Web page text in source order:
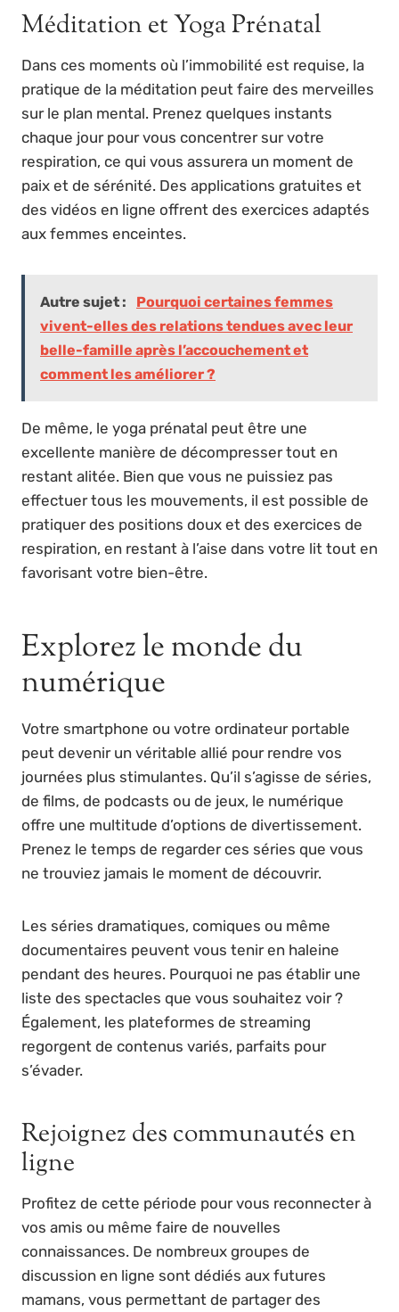
Méditation et Yoga Prénatal
Dans ces moments où l’immobilité est requise, la
pratique de la méditation peut faire des merveilles
sur le plan mental. Prenez quelques instants
chaque jour pour vous concentrer sur votre
respiration, ce qui vous assurera un moment de
paix et de sérénité. Des applications gratuites et
des vidéos en ligne offrent des exercices adaptés
aux femmes enceintes.
Autre sujet :
Pourquoi certaines femmes
vivent-elles des relations tendues avec leur
belle-famille après l’accouchement et
comment les améliorer ?
De même, le yoga prénatal peut être une
excellente manière de décompresser tout en
restant alitée. Bien que vous ne puissiez pas
effectuer tous les mouvements, il est possible de
pratiquer des positions doux et des exercices de
respiration, en restant à l’aise dans votre lit tout en
favorisant votre bien-être.
Explorez le monde du
numérique
Votre smartphone ou votre ordinateur portable
peut devenir un véritable allié pour rendre vos
journées plus stimulantes. Qu’il s’agisse de séries,
de films, de podcasts ou de jeux, le numérique
offre une multitude d’options de divertissement.
Prenez le temps de regarder ces séries que vous
ne trouviez jamais le moment de découvrir.
Les séries dramatiques, comiques ou même
documentaires peuvent vous tenir en haleine
pendant des heures. Pourquoi ne pas établir une
liste des spectacles que vous souhaitez voir ?
Également, les plateformes de streaming
regorgent de contenus variés, parfaits pour
s’évader.
Rejoignez des communautés en
ligne
Profitez de cette période pour vous reconnecter à
vos amis ou même faire de nouvelles
connaissances. De nombreux groupes de
discussion en ligne sont dédiés aux futures
mamans, vous permettant de partager des